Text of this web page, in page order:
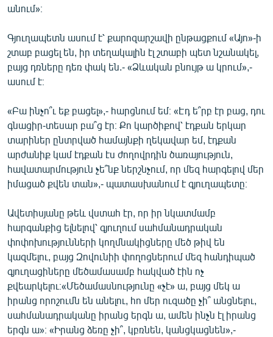
անում»։
Գյուղապետն ասում է՝ քարոզարշավի ընթացքում «Այո»-ի
շտաբ բացել են, իր տեղակալին էլ շտաբի պետ նշանակել,
բայց դռները դեռ փակ են.- «Ձևական բնույթ ա կրում»,-
ասում է։
«Բա ինչո՞ւ եք բացել»,- հարցնում եմ։ «Էդ ե՞րբ էր բաց, դու
գնացիր-տեսար բա՞ց էր։ Քո կարծիքով՝ էդքան երկար
տարիներ ընտրված համայնքի ղեկավար եմ, էդքան
արժանիք կամ էդքան էս ժողովրդին ծառայություն,
հավատարմություն չե՞նք ներշնչում, որ մեզ հարգելով մեր
իմացած քվեն տան»,- պատասխանում է գյուղապետը։
Ավետիսյանը թեև վստահ էր, որ իր նկատմամբ
հարգանքից ելնելով՝ գյուղում սահմանադրական
փոփոխությունների կողմնակիցները մեծ թիվ են
կազմելու, բայց Զովունիի փողոցներում մեզ հանդիպած
գյուղացիները մեծամասամբ հակված էին ոչ
քվեարկելու։«Մեծամասնությունը «չէ» ա, բայց մեկ ա
իրանց որոշումն են անելու, հո մեր ուզածը չի՞ անցնելու,
սահմանադրականը իրանց երգն ա, ամեն ինչն էլ իրանց
երգն ա»։ «Իրանց ձեռը չի՞, կբռնեն, կանցկացնեն»,-